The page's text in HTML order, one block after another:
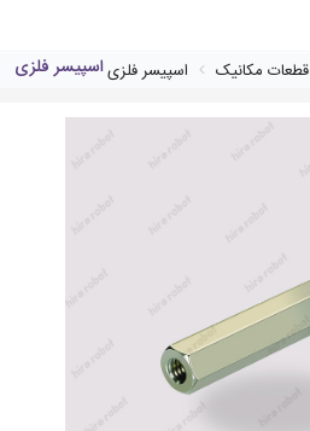
قطعات مکانیک اسپیسر فلزیاسپیسر فلزی